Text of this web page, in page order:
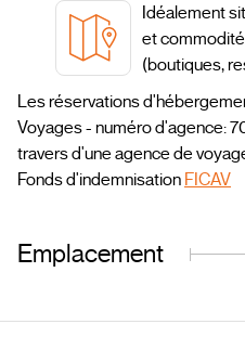
Idéalement
et
(boutiques,
Les réservations
Voyages - numéro d'agence:
travers d'une agence de
Fonds d'indemnisation FICAV
Emplacement